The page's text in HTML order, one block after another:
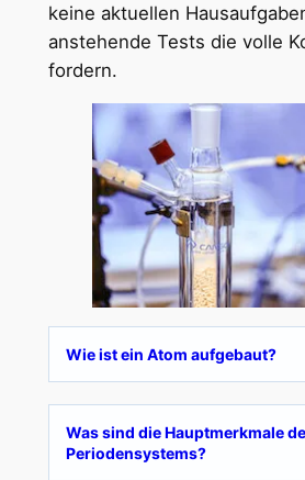
keine aktuellen
anstehende Tests die volle
fordern.
Wie ist ein Atom aufgebaut?
Was sind die Hauptmerkmale
Periodensystems?